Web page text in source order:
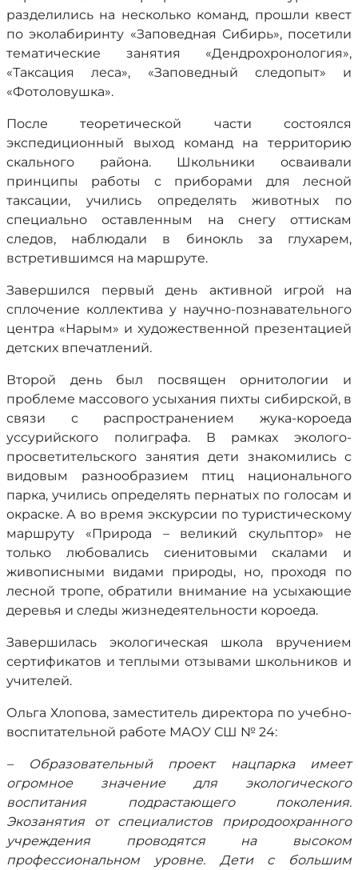
разделились на несколько команд, прошли квест
по эколабиринту «Заповедная Сибирь», посетили
тематические занятия «Дендрохронология»,
«Таксация леса», «Заповедный следопыт» и
«Фотоловушка».
После теоретической части состоялся
экспедиционный выход команд на территорию
скального района. Школьники осваивали
принципы работы с приборами для лесной
таксации, учились определять животных по
специально оставленным на снегу оттискам
следов, наблюдали в бинокль за глухарем,
встретившимся на маршруте.
Завершился первый день активной игрой на
сплочение коллектива у научно-познавательного
центра «Нарым» и художественной презентацией
детских впечатлений.
Второй день был посвящен орнитологии и
проблеме массового усыхания пихты сибирской, в
связи с распространением жука-короеда
уссурийского полиграфа. В рамках эколого-
просветительского занятия дети знакомились с
видовым разнообразием птиц национального
парка, учились определять пернатых по голосам и
окраске. А во время экскурсии по туристическому
маршруту «Природа – великий скульптор» не
только любовались сиенитовыми скалами и
живописными видами природы, но, проходя по
лесной тропе, обратили внимание на усыхающие
деревья и следы жизнедеятельности короеда.
Завершилась экологическая школа вручением
сертификатов и теплыми отзывами школьников и
учителей.
Ольга Хлопова, заместитель директора по учебно-
воспитательной работе МАОУ СШ № 24:
– Образовательный проект нацпарка имеет
огромное значение для экологического
воспитания подрастающего поколения.
Экозанятия от специалистов природоохранного
учреждения проводятся на высоком
профессиональном уровне. Дети с большим